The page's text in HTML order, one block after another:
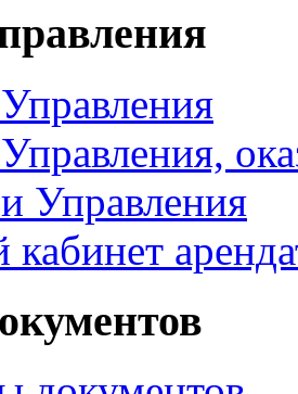
Управления